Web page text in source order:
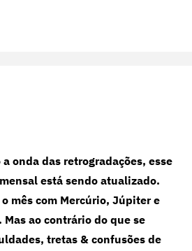
onda das retrogradações, esse
está sendo atualizado.
o mês com Mercúrio, Júpiter e
ao contrário do que se
tretas & confusões de